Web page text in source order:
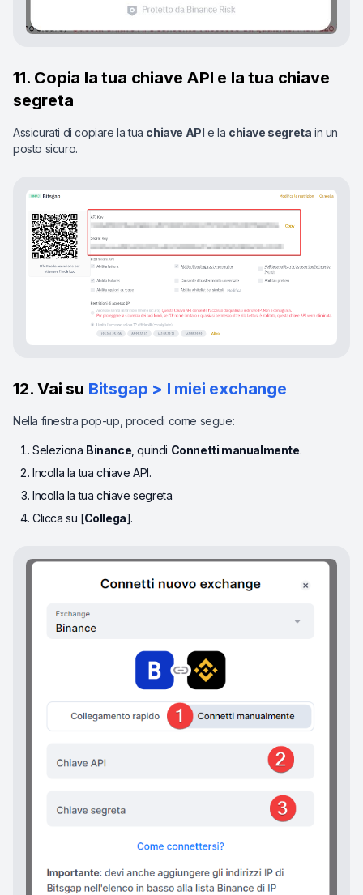
11. Copia la tua chiave API e la tua chiave
segreta
Assicurati di copiare la tua chiave API e la chiave segreta in un
posto sicuro.
12. Vai su Bitsgap > I miei exchange
Nella finestra pop-up, procedi come segue:
Seleziona Binance , quindi Connetti manualmente.
Incolla la tua chiave API.
Incolla la tua chiave segreta.
Clicca su [Collega].